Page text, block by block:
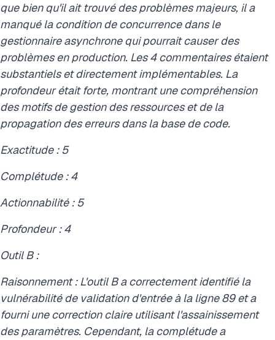
que bien qu'il ait trouvé des problèmes majeurs, il a
manqué la condition de concurrence dans le
gestionnaire asynchrone qui pourrait causer des
problèmes en production. Les 4 commentaires étaient
substantiels et directement implémentables. La
profondeur était forte, montrant une compréhension
des motifs de gestion des ressources et de la
propagation des erreurs dans la base de code.
Exactitude : 5
Complétude : 4
Actionnabilité : 5
Profondeur : 4
Outil B :
Raisonnement : L'outil B a correctement identifié la
vulnérabilité de validation d'entrée à la ligne 89 et a
fourni une correction claire utilisant l'assainissement
des paramètres. Cependant, la complétude a